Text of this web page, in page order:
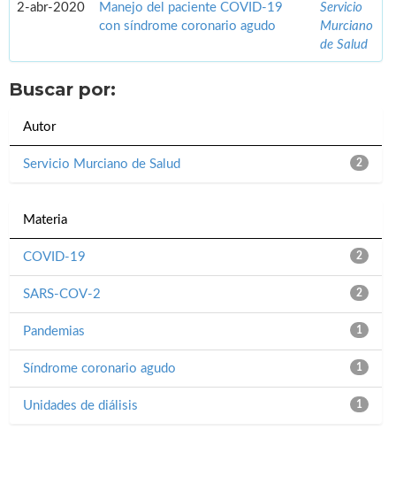
2-abr-2020
Manejo del paciente COVID-19
con síndrome coronario agudo
Servicio
Murciano
de Salud
Buscar por:
Autor
2
Servicio Murciano de Salud
Materia
2
COVID-19
2
SARS-COV-2
1
Pandemias
1
Síndrome coronario agudo
1
Unidades de diálisis